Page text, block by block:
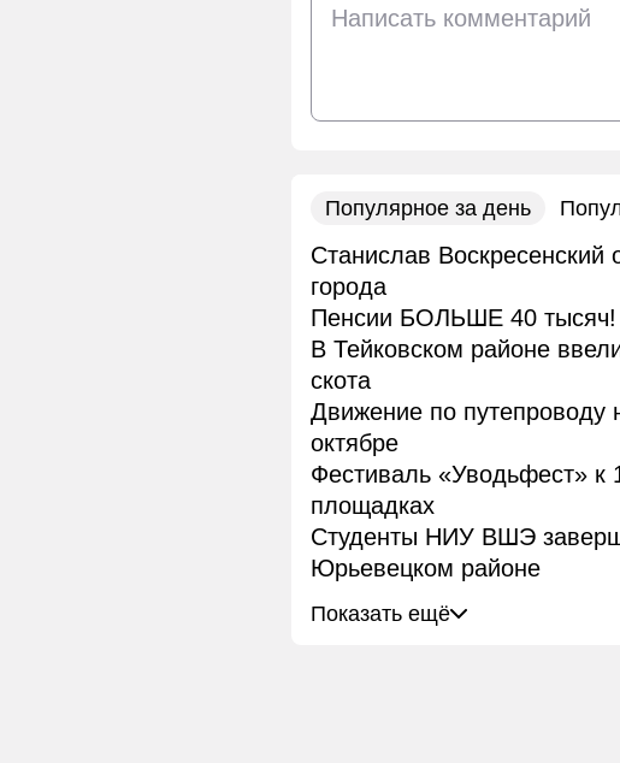
Популярное за день
Станислав Воскресенский
города
Пенсии БОЛЬШЕ 40 тысяч!
В Тейковском районе
скота
Движение по путепроводу
октябре
Фестиваль «Уводьфест» к
площадках
Студенты НИУ ВШЭ
Юрьевецком районе
Показать ещё